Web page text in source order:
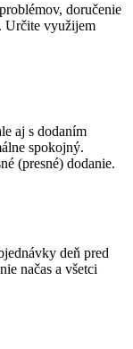
doručenie
Určite využijem
aj s dodaním
spokojný.
(presné) dodanie.
deň pred
načas a všetci